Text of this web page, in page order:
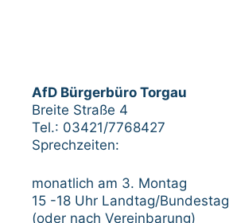
AfD Bürgerbüro Torgau
Breite Straße 4
Tel.: 03421/7768427
Sprechzeiten:
monatlich am 3. Montag
15 -18 Uhr Landtag/Bundestag
(oder nach Vereinbarung)